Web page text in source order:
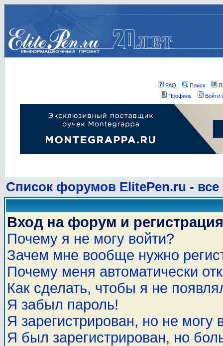
FAQ Поиск
Профиль
Войти
Список форумов ElitePen.ru - все
Вход на форум и регистрация
Почему я не могу войти?
Зачем мне вообще нужно
Почему меня автоматически
Как сделать, чтобы я не
Я забыл пароль!
Я зарегистрирован, но не могу
Я был зарегистрирован, но